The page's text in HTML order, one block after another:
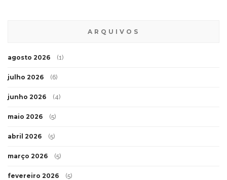
ARQUIVOS
agosto 2026 (1)
julho 2026 (6)
junho 2026 (4)
maio 2026 (5)
abril 2026 (5)
março 2026 (5)
fevereiro 2026 (5)